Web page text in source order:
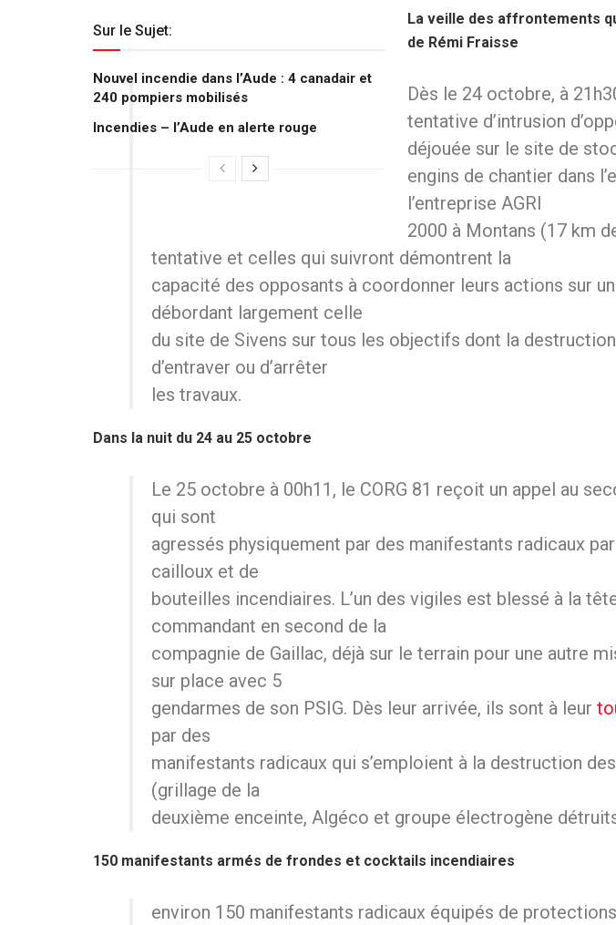
Sur le Sujet:
Nouvel incendie dans l’Aude : 4 canadair et
240 pompiers mobilisés
Incendies – l’Aude en alerte rouge
La veille des affrontements
de Rémi Fraisse
Dès le 24 octobre, à
tentative d’intrusion
déjouée sur le site de
engins de chantier dans
l’entreprise AGRI
2000 à Montans (17 km
tentative et celles qui suivront démontrent la
capacité des opposants à coordonner leurs actions sur
débordant largement celle
du site de Sivens sur tous les objectifs dont la
d’entraver ou d’arrêter
les travaux.
Dans la nuit du 24 au 25 octobre
Le 25 octobre à 00h11, le CORG 81 reçoit un appel au
qui sont
agressés physiquement par des manifestants radicaux
cailloux et de
bouteilles incendiaires. L’un des vigiles est blessé à la
commandant en second de la
compagnie de Gaillac, déjà sur le terrain pour une autre
sur place avec 5
gendarmes de son PSIG. Dès leur arrivée, ils sont à leur
par des
manifestants radicaux qui s’emploient à la destruction
(grillage de la
deuxième enceinte, Algéco et groupe électrogène
150 manifestants armés de frondes et cocktails incendiaires
environ 150 manifestants radicaux équipés de protections